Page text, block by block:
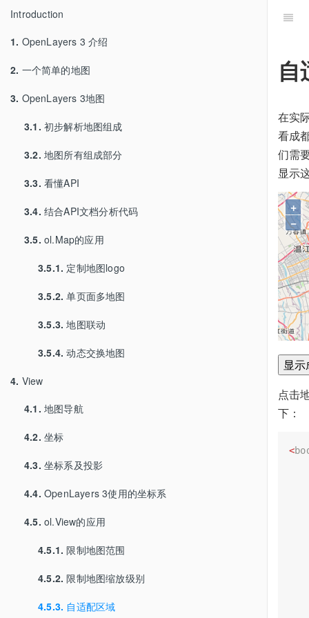
Introduction
1. OpenLayers 3 介绍
2. 一个简单的地图
3. OpenLayers 3地图
3.1. 初步解析地图组成
3.2. 地图所有组成部分
3.3. 看懂API
3.4. 结合API文档分析代码
3.5. ol.Map的应用
3.5.1. 定制地图logo
3.5.2. 单页面多地图
3.5.3. 地图联动
3.5.4. 动态交换地图
4. View
4.1. 地图导航
4.2. 坐标
4.3. 坐标系及投影
4.4. OpenLayers 3使用的坐标系
4.5. ol.View的应用
4.5.1. 限制地图范围
4.5.2. 限制地图缩放级别
4.5.3. 自适配区域
自
在实
看成
们需
显示
+
−
点击
下：
<